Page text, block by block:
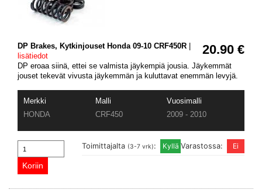
20.90 €
DP Brakes, Kytkinjouset Honda 09-10 CRF450R
lisätiedot
DP eroaa siinä, ettei se valmista jäykempiä jousia. Jäykemmät
jouset tekevät vivusta jäykemmän ja kuluttavat enemmän levyjä.
Merkki Malli
Vuosimalli
HONDA
CRF450 2009 - 2010
Varastossa:
Toimittajalta (3-7 vrk):